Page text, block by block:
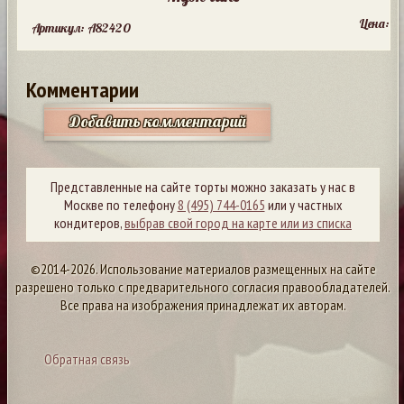
Артикул: A82420 Цена:
Комментарии
Добавить комментарий
Представленные на сайте торты можно заказать у нас в
Москве по телефону8 (495) 744-0165 или у частных
кондитеров,выбрав свой город на карте или из списка
©2014-2026. Использование материалов размещенных на сайте
разрешено только с предварительного согласия правообладателей.
Все права на изображения принадлежат их авторам.
Обратная связь